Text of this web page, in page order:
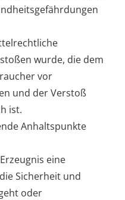
wurde, die dem
vor
und der Verstoß
ist.
Anhaltspunkte
eine
Sicherheit und
oder